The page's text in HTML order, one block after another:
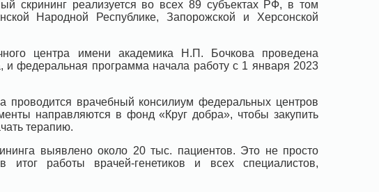
скрининг реализуется во всех 89 субъектах РФ, в том
Народной Республике, Запорожской и Херсонской
центра имени академика Н.П. Бочкова проведена
и федеральная программа начала работу с 1 января 2023
проводится врачебный консилиум федеральных центров
направляются в фонд «Круг добра», чтобы закупить
терапию.
выявлено около 20 тыс. пациентов. Это не просто
работы врачей-генетиков и всех специалистов,